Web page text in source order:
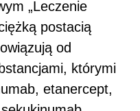
„Leczenie
postacią
od
którymi
etanercept,